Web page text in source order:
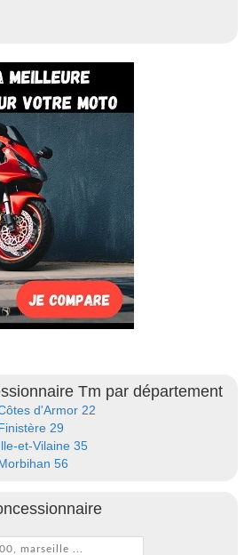
Tm par département
d'Armor 22
29
et-Vilaine 35
56